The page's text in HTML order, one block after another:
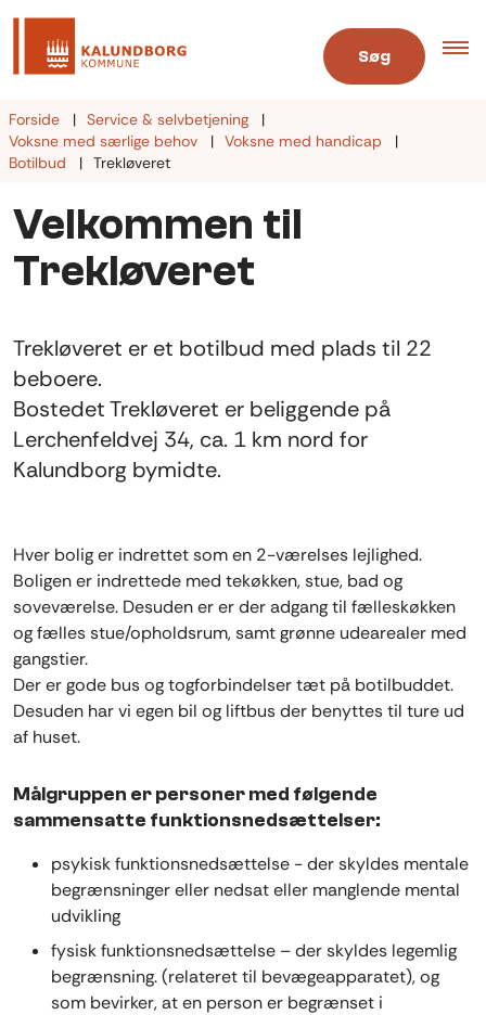
Søg
Forside
Service & selvbetjening
Voksne med særlige behov
Voksne med handicap
Botilbud
Trekløveret
Velkommen til
Trekløveret
Trekløveret er et botilbud med plads til 22
beboere.
Bostedet Trekløveret er beliggende på
Lerchenfeldvej 34, ca. 1 km nord for
Kalundborg bymidte.
Hver bolig er indrettet som en 2-værelses lejlighed.
Boligen er indrettede med tekøkken, stue, bad og
soveværelse. Desuden er er der adgang til fælleskøkken
og fælles stue/opholdsrum, samt grønne udearealer med
gangstier.
Der er gode bus og togforbindelser tæt på botilbuddet.
Desuden har vi egen bil og liftbus der benyttes til ture ud
af huset.
Målgruppen er personer med følgende
sammensatte funktionsnedsættelser:
psykisk funktionsnedsættelse - der skyldes mentale
begrænsninger eller nedsat eller manglende mental
udvikling
fysisk funktionsnedsættelse – der skyldes legemlig
begrænsning. (relateret til bevægeapparatet), og
som bevirker, at en person er begrænset i